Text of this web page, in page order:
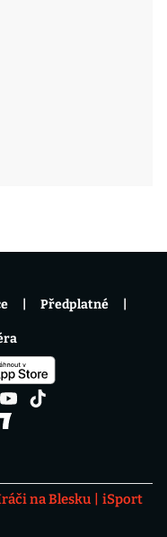
na Blesku
iSport
Předplatné